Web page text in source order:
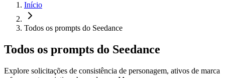
Início
Todos os prompts do Seedance
Todos os prompts do Seedance
Explore solicitações de consistência de personagem, ativos de marca